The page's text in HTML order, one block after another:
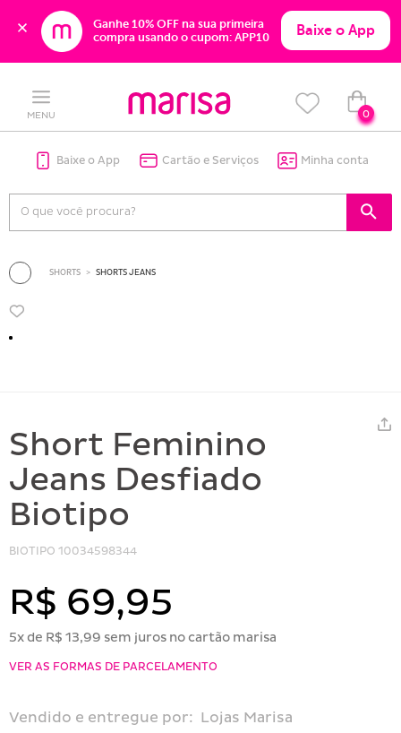
Ganhe 10% OFF na sua primeira
compra usando o cupom: APP10
Baixe o App
content
navigation
MENU 0
Baixe o App Cartão e Serviços Minha conta
SHORTS SHORTS JEANS
Short Feminino
Jeans Desfiado
Biotipo
BIOTIPO 10034598344
R$ 69,95
5x de R$ 13,99 sem juros no cartão marisa
VER AS FORMAS DE PARCELAMENTO
Vendido e entregue por: Lojas Marisa